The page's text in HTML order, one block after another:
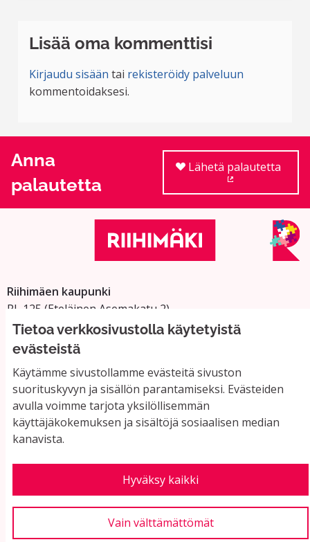
Tietoa verkkosivustolla käytetyistä
evästeistä
Käytämme sivustollamme evästeitä sivuston
suorituskyvyn ja sisällön parantamiseksi. Evästeiden
avulla voimme tarjota yksilöllisemmän
käyttäjäkokemuksen ja sisältöjä sosiaalisen median
kanavista.
Hyväksy kaikki
Vain välttämättömät
Lisää oma kommenttisi
Kirjaudu sisään tai rekisteröidy palveluun
kommentoidaksesi.
Anna
palautetta
Lähetä palautetta
Riihimäen kaupunki
PL 125 (Eteläinen Asemakatu 2)
11101 Riihimäki
Vaihde: 019 758 4000
Sähköpostiosoitteet:
etunimi.sukunimi@riihimaki.fi
Yhteystiedot ja usein kysyttyä
Käyttöehdot
Evästeasetukset